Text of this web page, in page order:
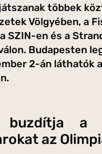
többek
Völgyében, a
SZIN-en és a
Budapesten
2-án láthatók
buzdítja a
az